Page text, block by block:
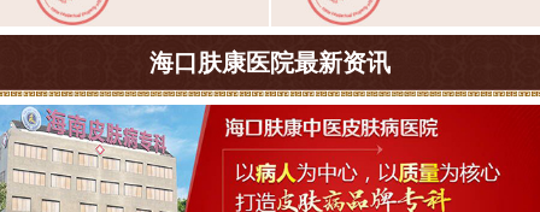
海口肤康医院最新资讯